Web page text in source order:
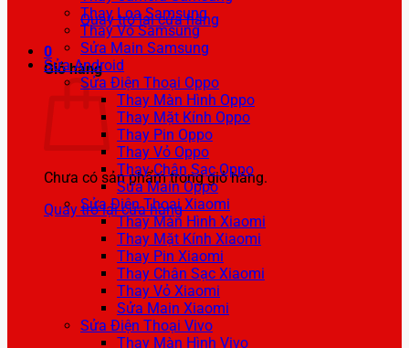
Quay trở lại cửa hàng
0
Giỏ hàng
Chưa có sản phẩm trong giỏ hàng.
Quay trở lại cửa hàng
Thay Loa Samsung
Thay Vỏ Samsung
Sửa Main Samsung
Sửa Android
Sửa Điện Thoại Oppo
Thay Màn Hình Oppo
Thay Mặt Kính Oppo
Thay Pin Oppo
Thay Vỏ Oppo
Thay Chân Sạc Oppo
Sửa Main Oppo
Sửa Điện Thoại Xiaomi
Thay Màn Hình Xiaomi
Thay Mặt Kính Xiaomi
Thay Pin Xiaomi
Thay Chân Sạc Xiaomi
Thay Vỏ Xiaomi
Sửa Main Xiaomi
Sửa Điện Thoại Vivo
Thay Màn Hình Vivo